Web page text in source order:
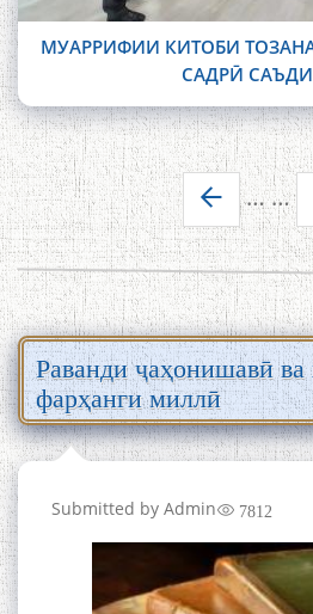
МУАРРИФИИ КИТОБИ
САДРӢ
Страницы ……
Раванди ҷаҳонишавӣ
фарҳанги миллӣ
Submitted by Admin 7812
БА МУНОСИБАТИ
БУЗУРГДОШТИ РӮЗИ РӮДАКӢ